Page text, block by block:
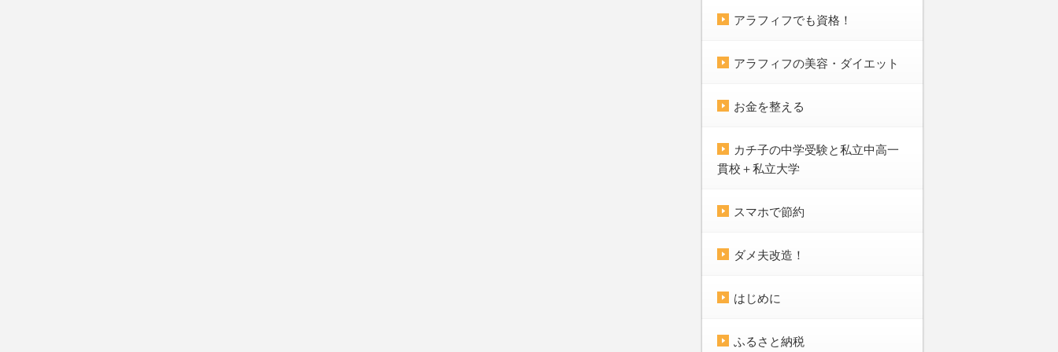
アラフィフでも資格！
アラフィフの美容・ダイエット
お金を整える
カチ子の中学受験と私立中高一
貫校＋私立大学
スマホで節約
ダメ夫改造！
はじめに
ふるさと納税